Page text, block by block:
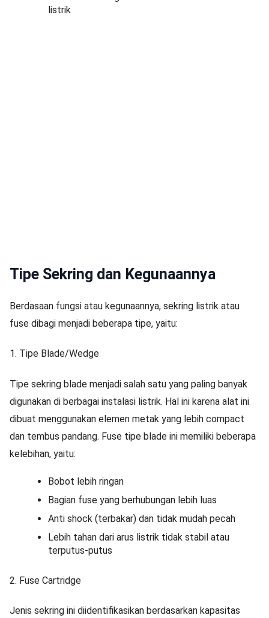
listrik
Tipe Sekring dan Kegunaannya
Berdasaan fungsi atau kegunaannya, sekring listrik atau
fuse dibagi menjadi beberapa tipe, yaitu:
1. Tipe Blade/Wedge
Tipe sekring blade menjadi salah satu yang paling banyak
digunakan di berbagai instalasi listrik. Hal ini karena alat ini
dibuat menggunakan elemen metak yang lebih compact
dan tembus pandang. Fuse tipe blade ini memiliki beberapa
kelebihan, yaitu:
Bobot lebih ringan
Bagian fuse yang berhubungan lebih luas
Anti shock (terbakar) dan tidak mudah pecah
Lebih tahan dari arus listrik tidak stabil atau
terputus-putus
2. Fuse Cartridge
Jenis sekring ini diidentifikasikan berdasarkan kapasitas